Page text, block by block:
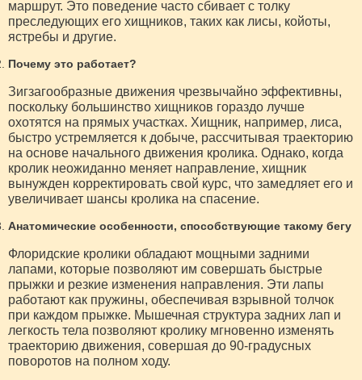
маршрут. Это поведение часто сбивает с толку
преследующих его хищников, таких как лисы, койоты,
ястребы и другие.
Почему это работает?
Зигзагообразные движения чрезвычайно эффективны,
поскольку большинство хищников гораздо лучше
охотятся на прямых участках. Хищник, например, лиса,
быстро устремляется к добыче, рассчитывая траекторию
на основе начального движения кролика. Однако, когда
кролик неожиданно меняет направление, хищник
вынужден корректировать свой курс, что замедляет его и
увеличивает шансы кролика на спасение.
Анатомические особенности, способствующие такому бегу
Флоридские кролики обладают мощными задними
лапами, которые позволяют им совершать быстрые
прыжки и резкие изменения направления. Эти лапы
работают как пружины, обеспечивая взрывной толчок
при каждом прыжке. Мышечная структура задних лап и
легкость тела позволяют кролику мгновенно изменять
траекторию движения, совершая до 90-градусных
поворотов на полном ходу.